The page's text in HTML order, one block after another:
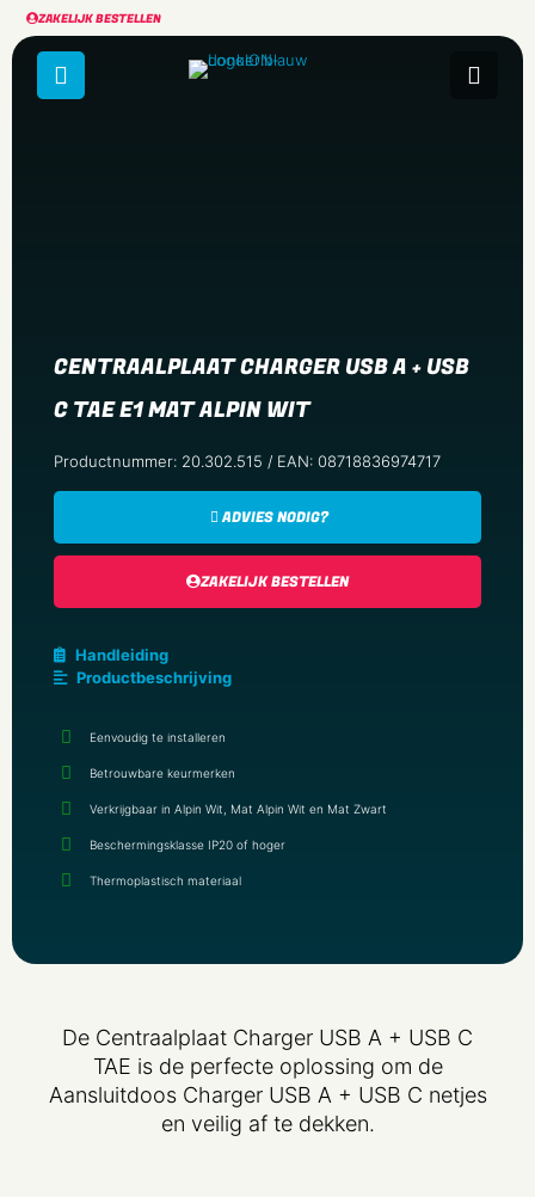
ZAKELIJK BESTELLEN
CENTRAALPLAAT CHARGER USB A + USB
C TAE E1 MAT ALPIN WIT
Productnummer: 20.302.515 / EAN: 08718836974717
ADVIES NODIG?
ZAKELIJK BESTELLEN
Handleiding
Productbeschrijving
Eenvoudig te installeren
Betrouwbare keurmerken
Verkrijgbaar in Alpin Wit, Mat Alpin Wit en Mat Zwart
Beschermingsklasse IP20 of hoger
Thermoplastisch materiaal
De Centraalplaat Charger USB A + USB C
TAE is de perfecte oplossing om de
Aansluitdoos Charger USB A + USB C netjes
en veilig af te dekken.